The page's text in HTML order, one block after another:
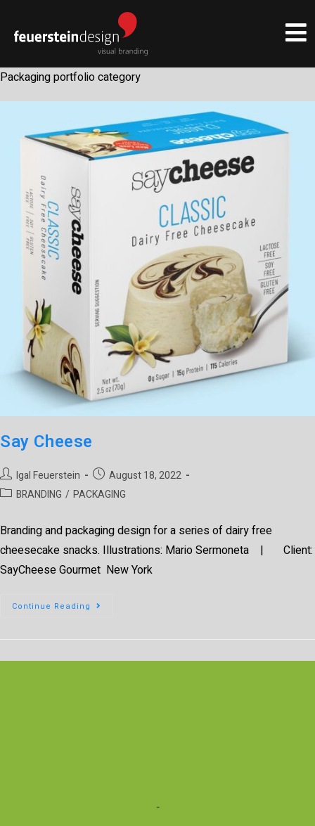
Packaging portfolio category
Say Cheese
Igal Feuerstein
August 18, 2022
BRANDING / PACKAGING
Branding and packaging design for a series of dairy free
cheesecake snacks. Illustrations: Mario Sermoneta | Client:
SayCheese Gourmet New York
Continue Reading